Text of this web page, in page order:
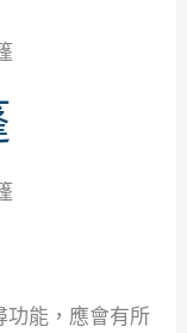
功能，應會有所